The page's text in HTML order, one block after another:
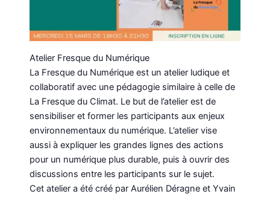
Atelier Fresque du Numérique
La Fresque du Numérique est un atelier ludique et
collaboratif avec une pédagogie similaire à celle de
La Fresque du Climat. Le but de l’atelier est de
sensibiliser et former les participants aux enjeux
environnementaux du numérique. L’atelier vise
aussi à expliquer les grandes lignes des actions
pour un numérique plus durable, puis à ouvrir des
discussions entre les participants sur le sujet.
Cet atelier a été créé par Aurélien Déragne et Yvain